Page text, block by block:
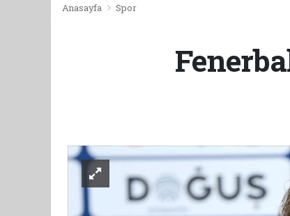
Anasayfa Spor